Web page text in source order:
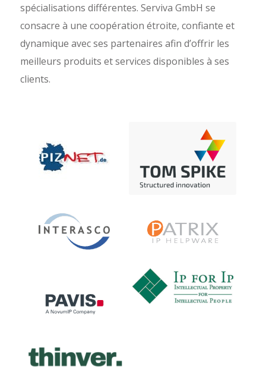
spécialisations différentes. Serviva GmbH se
consacre à une coopération étroite, confiante et
dynamique avec ses partenaires afin d’offrir les
meilleurs produits et services disponibles à ses
clients.